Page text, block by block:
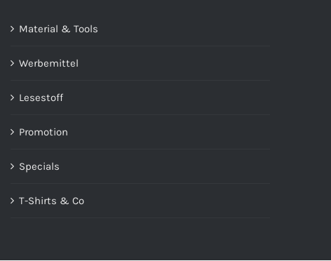
Material & Tools
Werbemittel
Lesestoff
Promotion
Specials
T-Shirts & Co